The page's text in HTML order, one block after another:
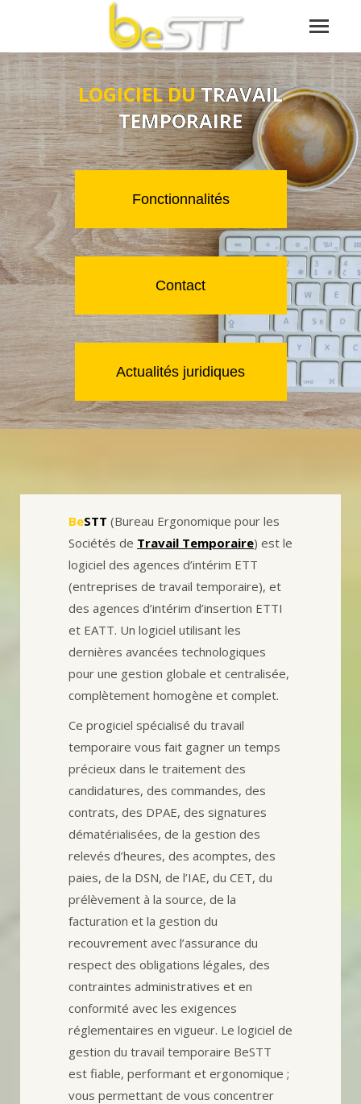
LOGICIEL DUTRAVAIL
TEMPORAIRE
Fonctionnalités
Contact
Actualités juridiques
BeSTT (Bureau Ergonomique pour les
Sociétés de Travail Temporaire) est le
logiciel des agences d’intérim ETT
(entreprises de travail temporaire), et
des agences d’intérim d’insertion ETTI
et EATT. Un logiciel utilisant les
dernières avancées technologiques
pour une gestion globale et centralisée,
complètement homogène et complet.
Ce progiciel spécialisé du travail
temporaire vous fait gagner un temps
précieux dans le traitement des
candidatures, des commandes, des
contrats, des DPAE, des signatures
dématérialisées, de la gestion des
relevés d’heures, des acomptes, des
paies, de la DSN, de l’IAE, du CET, du
prélèvement à la source, de la
facturation et la gestion du
recouvrement avec l’assurance du
respect des obligations légales, des
contraintes administratives et en
conformité avec les exigences
réglementaires en vigueur. Le logiciel de
gestion du travail temporaire BeSTT
est fiable, performant et ergonomique ;
vous permettant de vous concentrer